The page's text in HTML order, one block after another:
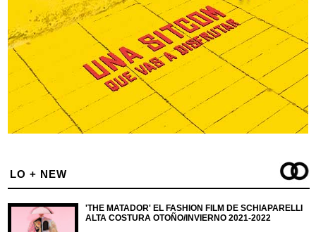
LO + NEW
'THE MATADOR' EL FASHION FILM DE SCHIAPARELLI
ALTA COSTURA OTOÑO/INVIERNO 2021-2022